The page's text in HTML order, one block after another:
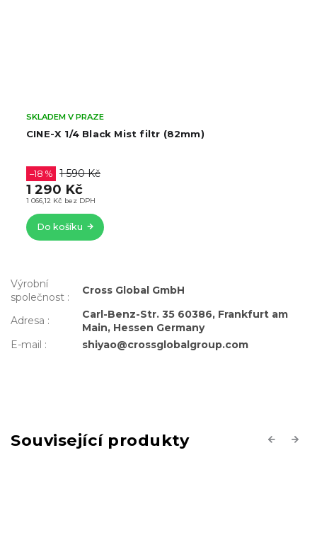
CINE-X MC UV filtr (82mm)
SKLADEM V PRAZE
453,72 Kč bez DPH
549 Kč
Výrobní
společnost :
Cross Global GmbH
Adresa :
Carl-Benz-Str. 35 60386, Frankfurt am
Main, Hessen Germany
E-mail : shiyao@crossglobalgroup.com
Související produkty Previous
Next